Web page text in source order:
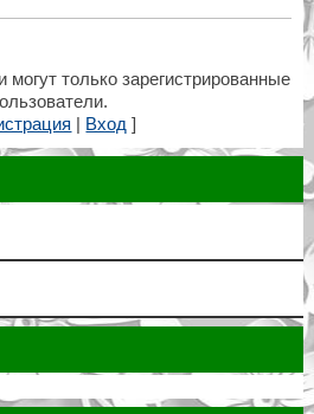
только зарегистрированные
Вход ]